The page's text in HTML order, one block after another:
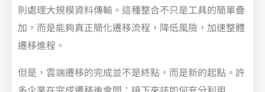
則處理大規模資料傳輸。這種整合不只是工具的簡單疊
加，而是能夠真正簡化遷移流程，降低風險，加速整體
遷移進程。
但是，雲端遷移的完成並不是終點，而是新的起點。許